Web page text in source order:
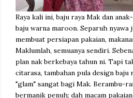
Raya kali ini, baju raya Mak dan
baju warna maroon. Separuh
membuat persiapan pakaian,
Maklumlah, semuanya sendiri.
plan nak berkebaya tahun ni. Tapi
citarasa, tambahan pula design baju
"glam" sangat bagi Mak. Berambu-
bermanik penuh; dah macam